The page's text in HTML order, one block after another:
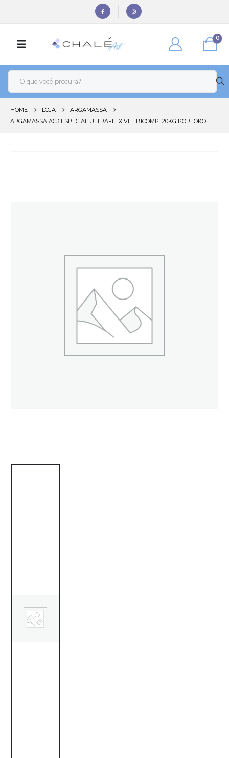
0
HOME LOJA
ARGAMASSA
ARGAMASSA AC3 ESPECIAL ULTRAFLEXÍVEL BICOMP. 20KG PORTOKOLL